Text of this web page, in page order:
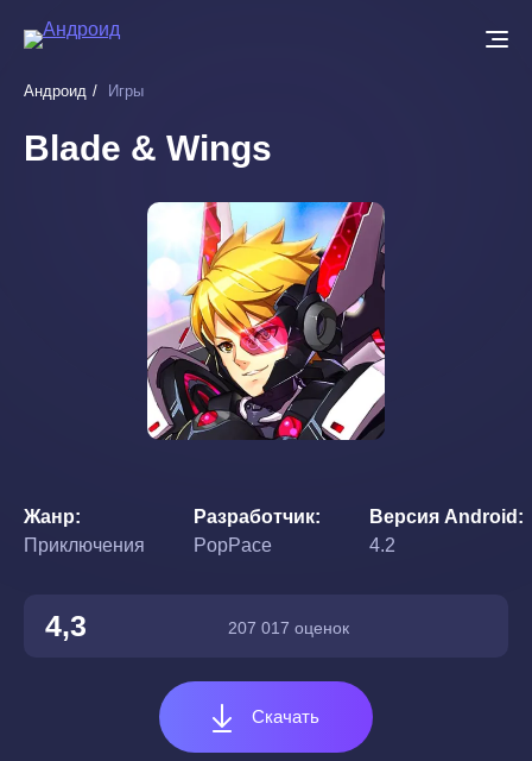
основному
Андроид Игры
Blade & Wings
Жанр
Приключения
Разработчик
PopPace
Версия Android
4.2
4,3 207 017 оценок
Скачать